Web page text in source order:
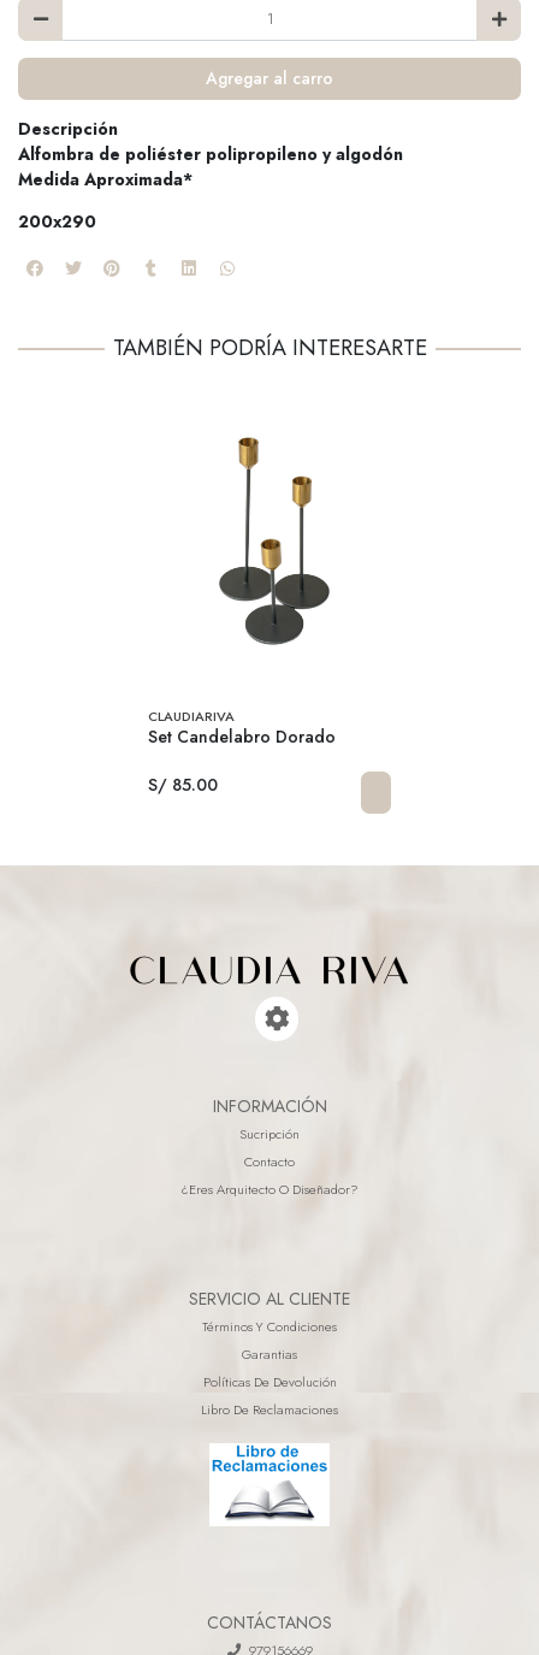
Agregar al carro
Descripción
Alfombra de poliéster polipropileno y algodón
Medida Aproximada*
200x290
TAMBIÉN PODRÍA INTERESARTE
CLAUDIARIVA
Set Candelabro Dorado
S/ 85.00
INFORMACIÓN
Sucripción
Contacto
¿eres Arquitecto O Diseñador?
SERVICIO AL CLIENTE
Términos Y Condiciones
Garantias
Políticas De Devolución
Libro De Reclamaciones
CONTÁCTANOS
979156669